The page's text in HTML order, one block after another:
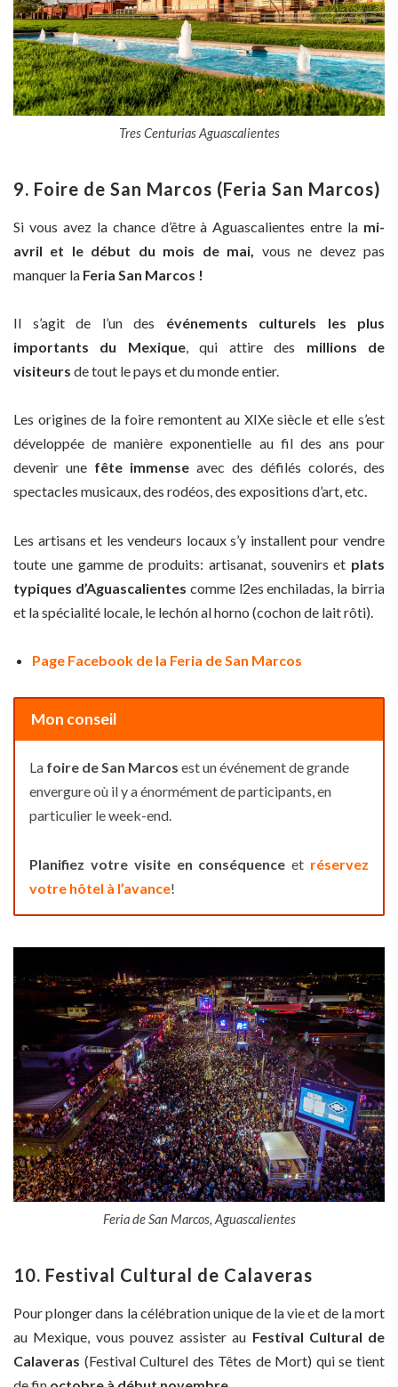
Tres Centurias Aguascalientes
9. Foire de San Marcos (Feria San Marcos)
Si vous avez la chance d’être à Aguascalientes entre la mi-
avril et le début du mois de mai,
vous ne devez pas
manquer la Feria San Marcos !
Il s’agit de l’un des événements culturels les plus
importants du Mexique, qui attire des millions de
visiteurs de tout le pays et du monde entier.
Les origines de la foire remontent au XIXe siècle et elle s’est
développée de manière exponentielle au fil des ans pour
devenir une fête immense avec des défilés colorés, des
spectacles musicaux, des rodéos, des expositions d’art, etc.
Les artisans et les vendeurs locaux s’y installent pour vendre
toute une gamme de produits: artisanat, souvenirs et plats
typiques d’Aguascalientes comme l2es enchiladas, la birria
et la spécialité locale, le lechón al horno (cochon de lait rôti).
Page Facebook de la Feria de San Marcos
Mon conseil
La foire de San Marcos est un événement de grande
envergure où il y a énormément de participants, en
particulier le week-end.
Planifiez votre visite en conséquence et réservez
votre hôtel à l’avance!
Feria de San Marcos, Aguascalientes
10. Festival Cultural de Calaveras
Pour plonger dans la célébration unique de la vie et de la mort
au Mexique, vous pouvez assister au Festival Cultural de
Calaveras (Festival Culturel des Têtes de Mort) qui se tient